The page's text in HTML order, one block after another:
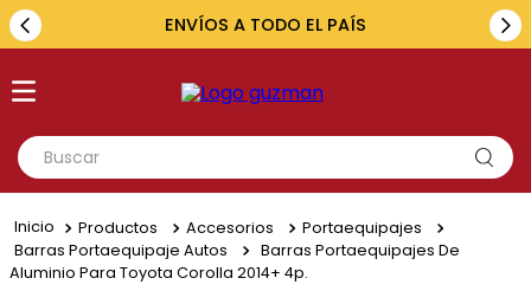
ENVÍOS A TODO EL PAÍS
Buscar
1.
toyota
Productos Accesorios
Portaequipajes
Barras Portaequipaje Autos
Barras Portaequipajes De
Aluminio Para Toyota Corolla 2014+ 4p.